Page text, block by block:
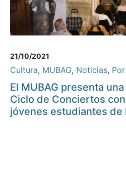
21/10/2021
Cultura, MUBAG, Noticias,
El MUBAG presenta
Ciclo de Conciertos
jóvenes estudiantes de